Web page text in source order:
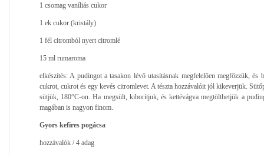
1 csomag vaníliás cukor
1 ek cukor (kristály)
1 fél citromból nyert citromlé
15 ml rumaroma
elkészítés: A pudingot a tasakon lévő utasításnak megfelelően megfőzzük, és
cukrot, cukrot és egy kevés citromlevet. A tészta hozzávalóit jól kikeverjük.
sütjük, 180°C-on. Ha megsült, kiborítjuk, és kettévágva megtölthetjük a
magában is nagyon finom.
Gyors kefires pogácsa
hozzávalók / 4 adag